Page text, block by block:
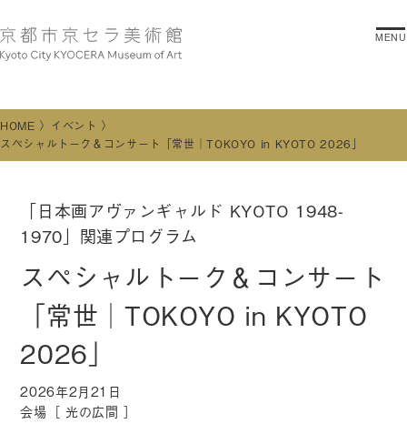
MENU
HOME
イベント
スペシャルトーク＆コンサート「常世│TOKOYO in KYOTO 2026」
「日本画アヴァンギャルド KYOTO 1948-
1970」関連プログラム
スペシャルトーク＆コンサート
「常世│TOKOYO in KYOTO
2026」
2026年2月21日
会場［ 光の広間 ］